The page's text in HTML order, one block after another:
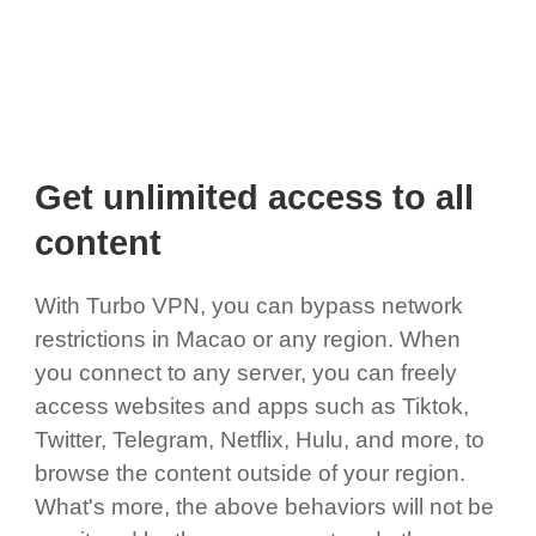
Get unlimited access to all
content
With Turbo VPN, you can bypass network
restrictions in Macao or any region. When
you connect to any server, you can freely
access websites and apps such as Tiktok,
Twitter, Telegram, Netflix, Hulu, and more, to
browse the content outside of your region.
What's more, the above behaviors will not be